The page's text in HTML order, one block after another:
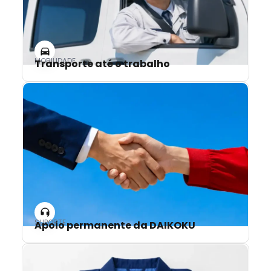
MOBILIDADE
Transporte até o trabalho
SUPORTE
Apoio permanente da DAIKOKU